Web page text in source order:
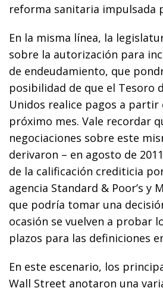
reforma sanitaria impulsada
En la misma línea, la
sobre la autorización para
de endeudamiento, que
posibilidad de que el Tesoro
Unidos realice pagos a partir
próximo mes. Vale recordar
negociaciones sobre este
derivaron – en agosto de
de la calificación crediticia
agencia Standard & Poor’s y
que podría tomar una
ocasión se vuelven a probar
plazos para las definiciones
En este escenario, los
Wall Street anotaron una